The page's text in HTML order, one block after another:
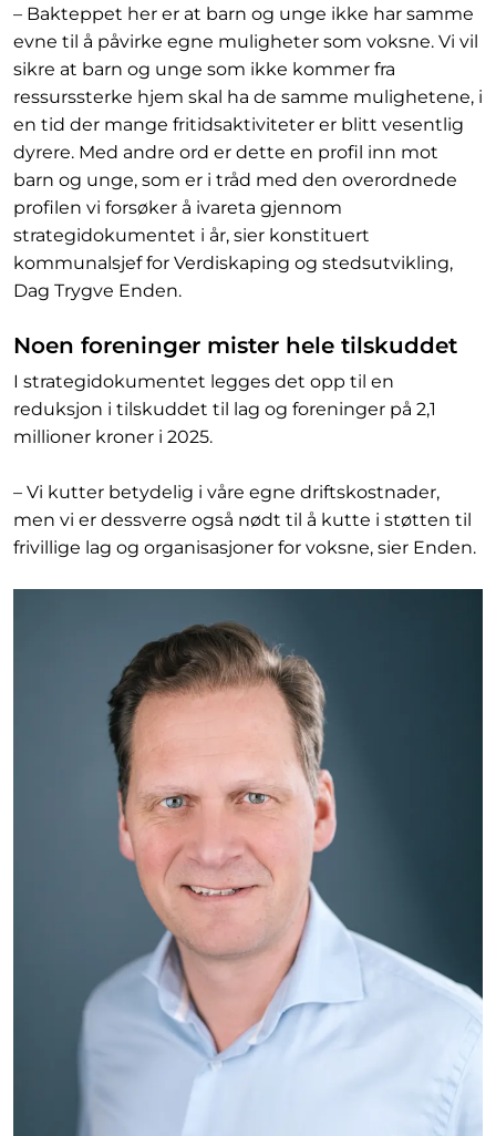
– Bakteppet her er at barn og unge ikke har samme
evne til å påvirke egne muligheter som voksne. Vi vil
sikre at barn og unge som ikke kommer fra
ressurssterke hjem skal ha de samme mulighetene, i
en tid der mange fritidsaktiviteter er blitt vesentlig
dyrere. Med andre ord er dette en profil inn mot
barn og unge, som er i tråd med den overordnede
profilen vi forsøker å ivareta gjennom
strategidokumentet i år, sier konstituert
kommunalsjef for Verdiskaping og stedsutvikling,
Dag Trygve Enden.
Noen foreninger mister hele tilskuddet
I strategidokumentet legges det opp til en
reduksjon i tilskuddet til lag og foreninger på 2,1
millioner kroner i 2025.
– Vi kutter betydelig i våre egne driftskostnader,
men vi er dessverre også nødt til å kutte i støtten til
frivillige lag og organisasjoner for voksne, sier Enden.